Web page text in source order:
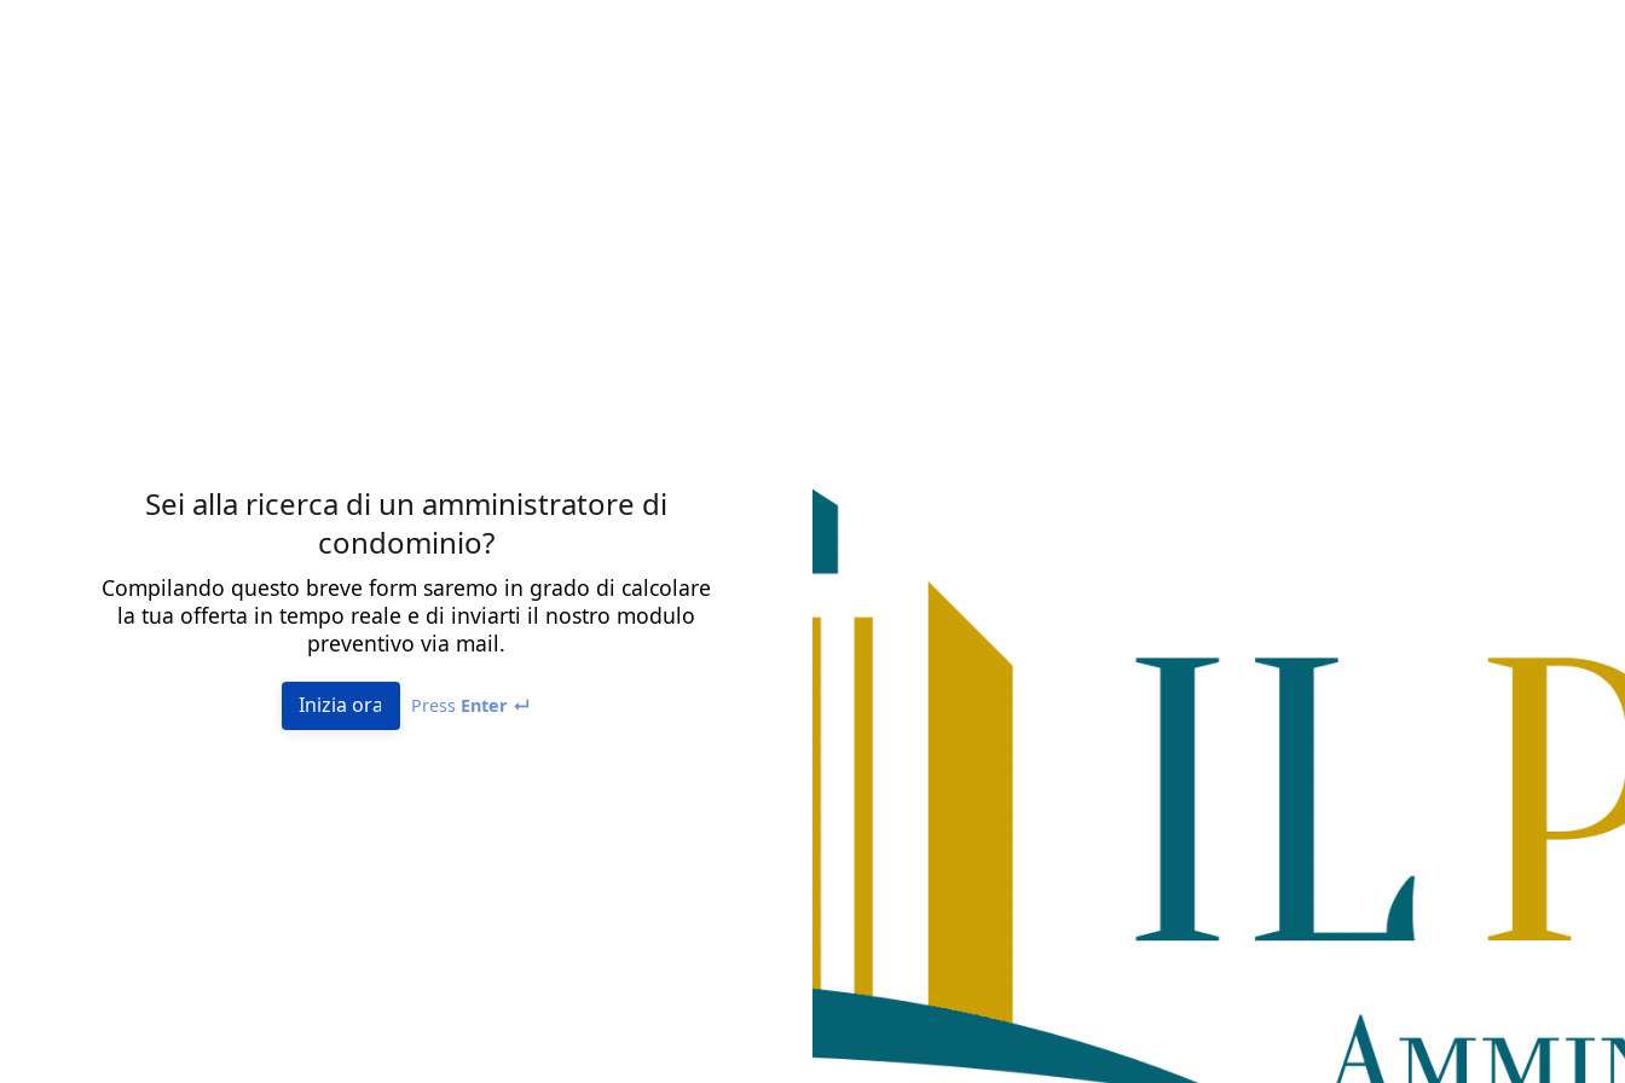
Sei alla ricerca di un amministratore di
condominio?
Compilando questo breve form saremo in grado di calcolare
la tua offerta in tempo reale e di inviarti il nostro modulo
preventivo via mail.
Inizia ora Press Enter ↵